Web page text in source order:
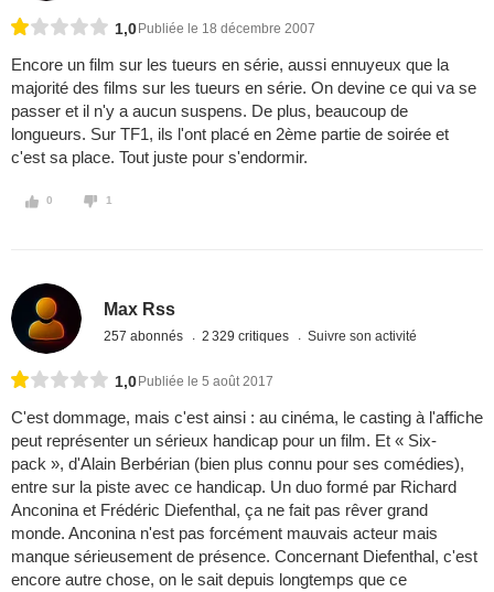
1,0 Publiée le 18 décembre 2007
Encore un film sur les tueurs en série, aussi ennuyeux que la
majorité des films sur les tueurs en série. On devine ce qui va se
passer et il n'y a aucun suspens. De plus, beaucoup de
longueurs. Sur TF1, ils l'ont placé en 2ème partie de soirée et
c'est sa place. Tout juste pour s'endormir.
0 1
Max Rss
257 abonnés 2 329 critiques Suivre son activité
1,0 Publiée le 5 août 2017
C'est dommage, mais c'est ainsi : au cinéma, le casting à l'affiche
peut représenter un sérieux handicap pour un film. Et « Six-
pack », d'Alain Berbérian (bien plus connu pour ses comédies),
entre sur la piste avec ce handicap. Un duo formé par Richard
Anconina et Frédéric Diefenthal, ça ne fait pas rêver grand
monde. Anconina n'est pas forcément mauvais acteur mais
manque sérieusement de présence. Concernant Diefenthal, c'est
encore autre chose, on le sait depuis longtemps que ce